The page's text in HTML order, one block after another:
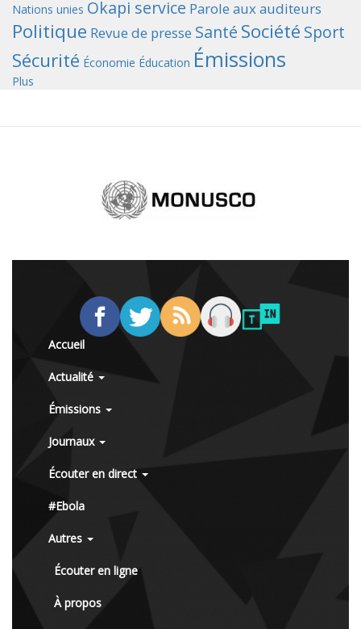
Nations unies Okapi service Parole aux auditeurs
Politique Revue de presse Santé Société Sport
Sécurité Économie Éducation Émissions
Plus
Accueil
Actualité
Émissions
Journaux
Écouter en direct
#Ebola
Autres
Écouter en ligne
À propos